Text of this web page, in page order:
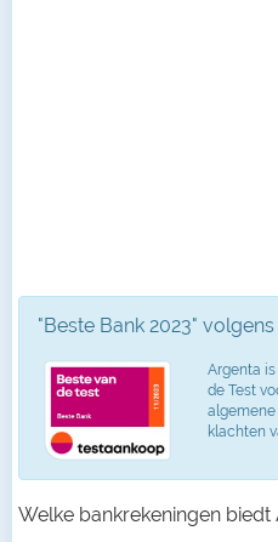
"Beste Bank 2023"
Argenta
de Test
klachten
Welke bankrekeningen biedt